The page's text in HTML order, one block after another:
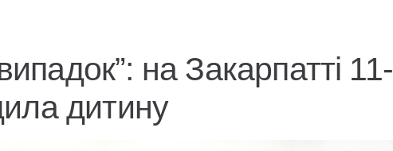
на Закарпатті 11-
дитину